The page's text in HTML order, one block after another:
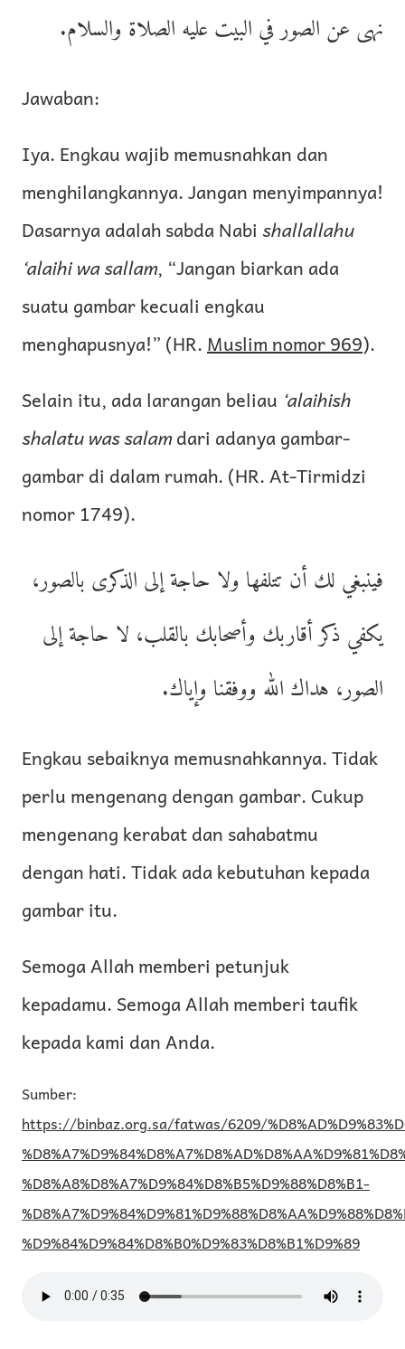
نهى عن الصور في البيت عليه الصلاة والسلام.
Jawaban:
Iya. Engkau wajib memusnahkan dan
menghilangkannya. Jangan menyimpannya!
Dasarnya adalah sabda Nabi shallallahu
‘alaihi wa sallam, “Jangan biarkan ada
suatu gambar kecuali engkau
menghapusnya!” (HR. Muslim nomor 969).
Selain itu, ada larangan beliau ‘alaihish
shalatu was salamdari adanya gambar-
gambar di dalam rumah. (HR. At-Tirmidzi
nomor 1749).
فينبغي لك أن تتلفها ولا حاجة إلى الذكرى بالصور،
يكفي ذكر أقاربك وأصحابك بالقلب، لا حاجة إلى
الصور، هداك الله ووفقنا وإياك.
Engkau sebaiknya memusnahkannya. Tidak
perlu mengenang dengan gambar. Cukup
mengenang kerabat dan sahabatmu
dengan hati. Tidak ada kebutuhan kepada
gambar itu.
Semoga Allah memberi petunjuk
kepadamu. Semoga Allah memberi taufik
kepada kami dan Anda.
Sumber:
https://binbaz.org.sa/fatwas/6209/
%D8%A8%D8%A7%D9%84%D8%B5%D9%88%D8%B1-
%D9%84%D9%84%D8%B0%D9%83%D8%B1%D9%89